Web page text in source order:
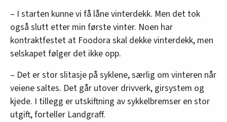
– I starten kunne vi få låne vinterdekk. Men det tok
også slutt etter min første vinter. Noen har
kontraktfestet at Foodora skal dekke vinterdekk, men
selskapet følger det ikke opp.
– Det er stor slitasje på syklene, særlig om vinteren når
veiene saltes. Det går utover drivverk, girsystem og
kjede. I tillegg er utskiftning av sykkelbremser en stor
utgift, forteller Landgraff.